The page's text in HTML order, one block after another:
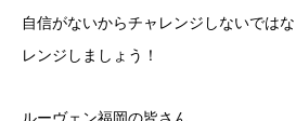
自信がないからチャレンジしないでは
レンジしましょう！